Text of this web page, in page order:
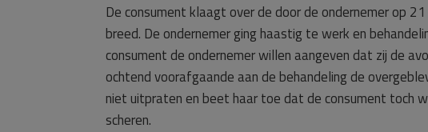
De consument klaagt over de door de ondernemer op
breed. De ondernemer ging haastig te werk en
consument de ondernemer willen aangeven dat zij de
ochtend voorafgaande aan de behandeling de
niet uitpraten en beet haar toe dat de consument toch
scheren.